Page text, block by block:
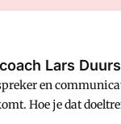
Lars
en
Hoe je dat